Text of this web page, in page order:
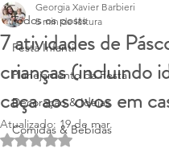
Todos os posts
Festa Infantil
Planejamento da Festa
Decoração & Ideias
Comidas & Bebidas
7 atividades de
crianças (incluindo
caça aos ovos em
Georgia Xavier Barbieri
5 min de leitura
Atualizado: 19 de mar.
Avaliado com NaN de 5